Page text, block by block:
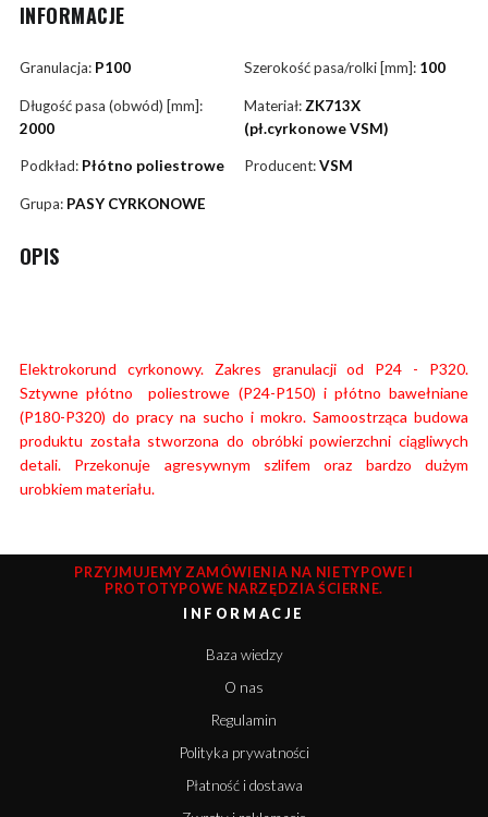
INFORMACJE
Granulacja: P100 Szerokość pasa/rolki [mm]: 100
Długość pasa (obwód) [mm]:
2000
Materiał: ZK713X
(pł.cyrkonowe VSM)
Podkład: Płótno poliestrowe Producent:VSM
Grupa: PASY CYRKONOWE
OPIS
Elektrokorund cyrkonowy. Zakres granulacji od P24 - P320.
Sztywne płótno poliestrowe (P24-P150) i płótno bawełniane
(P180-P320) do pracy na sucho i mokro. Samoostrząca budowa
produktu została stworzona do obróbki powierzchni ciągliwych
detali. Przekonuje agresywnym szlifem oraz bardzo dużym
urobkiem materiału.
PRZYJMUJEMY ZAMÓWIENIA NA NIETYPOWE I
PROTOTYPOWE NARZĘDZIA ŚCIERNE.
INFORMACJE
Baza wiedzy
O nas
Regulamin
Polityka prywatności
Płatność i dostawa